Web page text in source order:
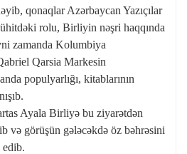
qonaqlar Azərbaycan Yazıçılar
rolu, Birliyin nəşri haqqında
zamanda Kolumbiya
Qarsia Markesin
populyarlığı, kitablarının
Ayala Birliyə bu ziyarətdən
və görüşün gələcəkdə öz bəhrəsini
edib.